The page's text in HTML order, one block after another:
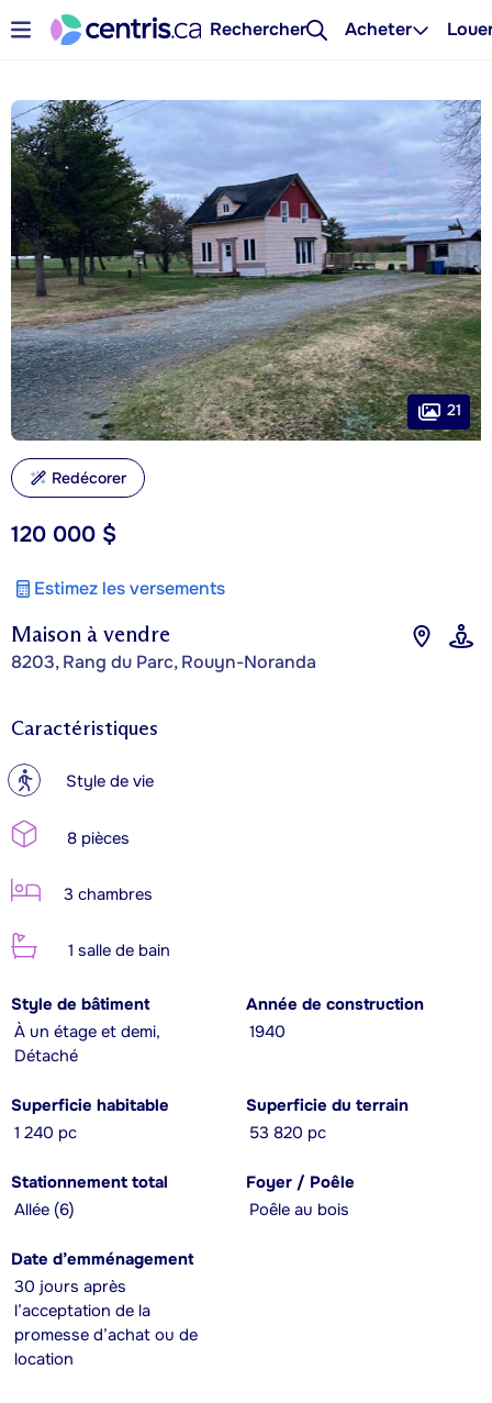
Rechercher Acheter
Maison à vendre
8203, Rang du Parc, Rouyn-Noranda
120 000 $
Estimez les versements
21
Redécorer
Caractéristiques
? Style de vie
8 pièces
3 chambres
1 salle de bain
Style de bâtiment
À un étage et demi,
Détaché
Année de construction
1940
Superficie habitable
1 240 pc
Superficie du terrain
53 820 pc
Stationnement total
Allée (6)
Foyer / Poêle
Poêle au bois
Date d’emménagement
30 jours après
l’acceptation de la
promesse d’achat ou de
location